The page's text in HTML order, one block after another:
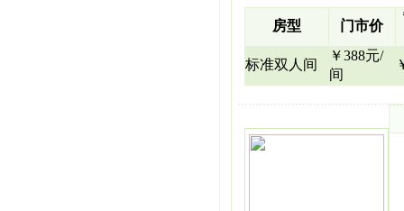
房型 门市价
标准双人间
￥388元/
间